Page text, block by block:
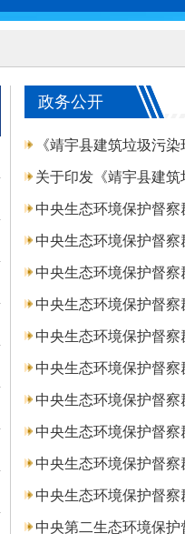
政务公开
《靖宇县建筑垃圾污
关于印发《靖宇县建筑
中央生态环境保护督察
中央生态环境保护督察
中央生态环境保护督察
中央生态环境保护督察
中央生态环境保护督察
中央生态环境保护督察
中央生态环境保护督察
中央生态环境保护督察
中央生态环境保护督察
中央生态环境保护督察
中央第二生态环境保